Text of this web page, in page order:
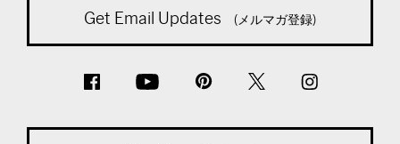
Get Email Updates (メルマガ登録)